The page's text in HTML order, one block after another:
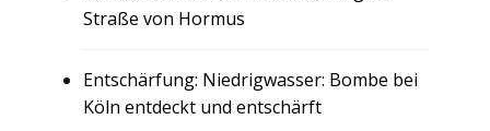
Straße von Hormus
Entschärfung: Niedrigwasser: Bombe bei
Köln entdeckt und entschärft